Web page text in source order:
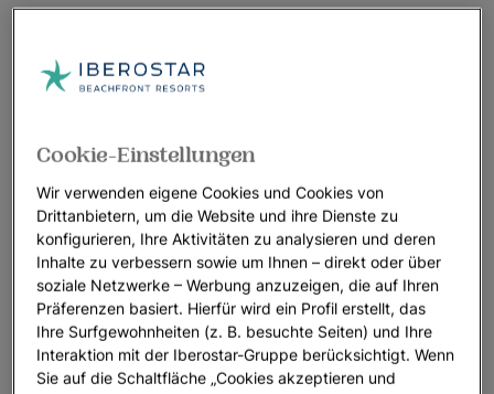
Cookie-Einstellungen
Wir verwenden eigene Cookies und Cookies von
Drittanbietern, um die Website und ihre Dienste zu
konfigurieren, Ihre Aktivitäten zu analysieren und deren
Inhalte zu verbessern sowie um Ihnen – direkt oder über
soziale Netzwerke – Werbung anzuzeigen, die auf Ihren
Präferenzen basiert. Hierfür wird ein Profil erstellt, das
Ihre Surfgewohnheiten (z. B. besuchte Seiten) und Ihre
Interaktion mit der Iberostar-Gruppe berücksichtigt. Wenn
Sie auf die Schaltfläche „Cookies akzeptieren und